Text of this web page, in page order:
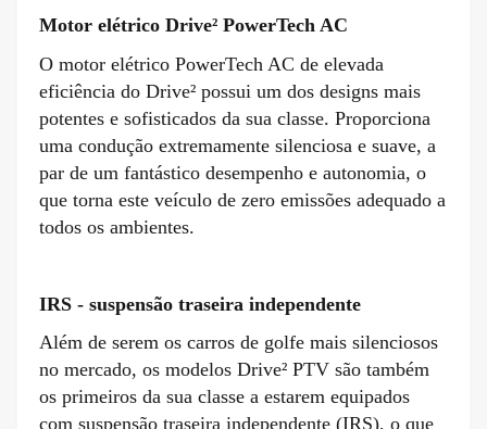
Motor elétrico Drive² PowerTech AC
O motor elétrico PowerTech AC de elevada
eficiência do Drive² possui um dos designs mais
potentes e sofisticados da sua classe. Proporciona
uma condução extremamente silenciosa e suave, a
par de um fantástico desempenho e autonomia, o
que torna este veículo de zero emissões adequado a
todos os ambientes.
IRS - suspensão traseira independente
Além de serem os carros de golfe mais silenciosos
no mercado, os modelos Drive² PTV são também
os primeiros da sua classe a estarem equipados
com suspensão traseira independente (IRS), o que